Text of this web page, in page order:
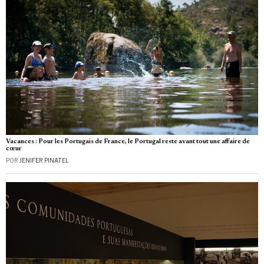
Vacances : Pour les Portugais de France, le Portugal reste avant tout une affaire de
cœur
POR JENIFER PINATEL